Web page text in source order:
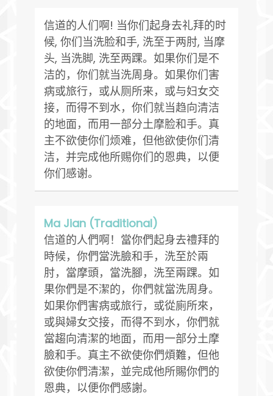
信道的人们啊! 当你们起身去礼拜的时
候, 你们当洗脸和手, 洗至于两肘, 当摩
头, 当洗脚, 洗至两踝。如果你们是不
洁的，你们就当洗周身。如果你们害
病或旅行，或从厕所来，或与妇女交
接，而得不到水，你们就当趋向清洁
的地面，而用一部分土摩脸和手。真
主不欲使你们烦难，但他欲使你们清
洁，并完成他所赐你们的恩典，以便
你们感谢。
Ma Jian (Traditional)
信道的人們啊！當你們起身去禮拜的
時候，你們當洗臉和手，洗至於兩
肘，當摩頭，當洗腳，洗至兩踝。如
果你們是不潔的，你們就當洗周身。
如果你們害病或旅行，或從廁所來，
或與婦女交接，而得不到水，你們就
當趨向清潔的地面，而用一部分土摩
臉和手。真主不欲使你們煩難，但他
欲使你們清潔，並完成他所賜你們的
恩典，以便你們感謝。